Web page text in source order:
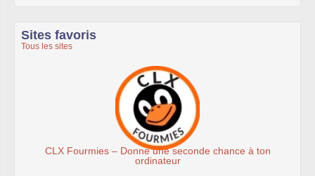
Sites favoris
Tous les sites
– Donne une seconde chance à ton